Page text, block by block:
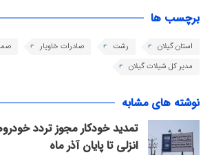
برچسب ها
استان گیلان رشت صادرات خاویار
مدیر کل شیلات گیلان
نوشته های مشابه
تمدید خودکار مجوز تردد
انزلی تا پایان آذر ماه